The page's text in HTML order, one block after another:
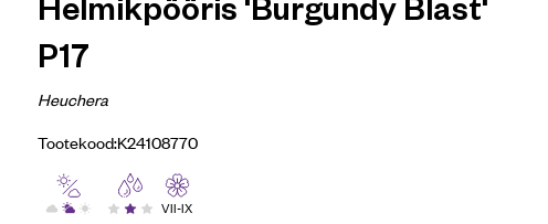
P17
Heuchera
Tootekood:K24108770
VII-IX